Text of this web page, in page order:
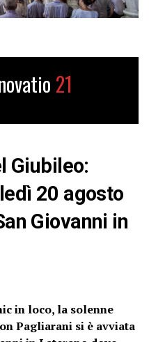
21
Giubileo:
20 agosto
Giovanni in
in loco, la solenne
Pagliarani si è avviata